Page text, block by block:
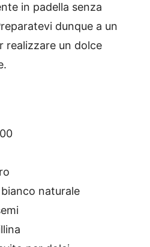
in padella senza
dunque a un
realizzare un dolce
naturale